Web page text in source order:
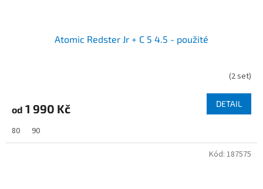
Atomic Redster Jr + C 5 4.5 - použité
(2 set)
od 1 990 Kč DETAIL
80 90
Kód: 187575